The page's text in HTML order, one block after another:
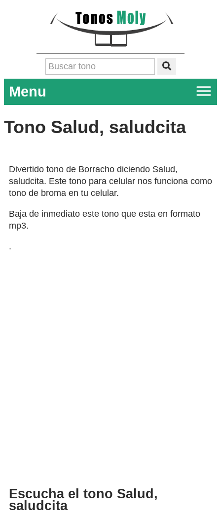
Menu
Tono Salud, saludcita
Divertido tono de Borracho diciendo Salud,
saludcita. Este tono para celular nos funciona como
tono de broma en tu celular.
Baja de inmediato este tono que esta en formato
mp3.
.
Escucha el tono Salud,
saludcita